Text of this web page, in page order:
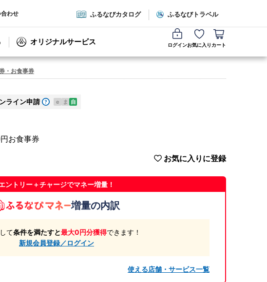
わせ ふるなびカタログ ふるなびトラベル
オリジナルサービス ログインお気に入り カート
・お食事券
ライン申請 e ま 自
お食事券
お気に入りに登録
ントリー＋チャージでマネー増量！
増量の内訳
て条件を満たすと最大0円分獲得できます！
新規会員登録／ログイン
使える店舗・サービス一覧